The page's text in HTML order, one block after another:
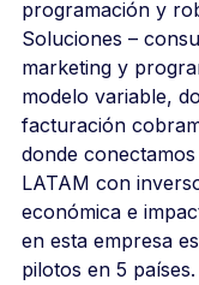
programación y
Soluciones –
marketing y
modelo variable,
facturación
donde
LATAM con
económica e
en esta empresa
pilotos en 5 países.